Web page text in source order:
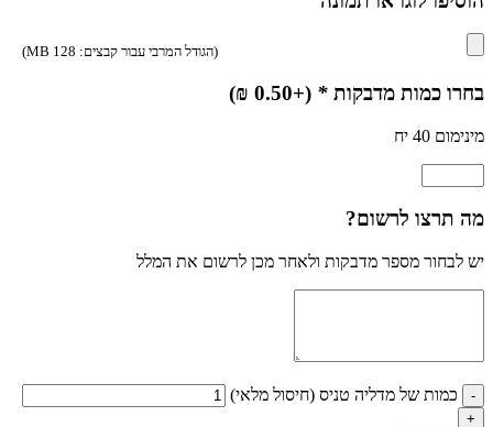
(הגודל המרבי עבור קבצים: 128 MB)
בחרו כמות מדבקות *
(+
0.50
₪
)
מינימום 40 יח
מה תרצו לרשום?
יש לבחור מספר מדבקות ולאחר מכן לרשום את המלל
כמות של מדליה טניס (חיסול מלאי)